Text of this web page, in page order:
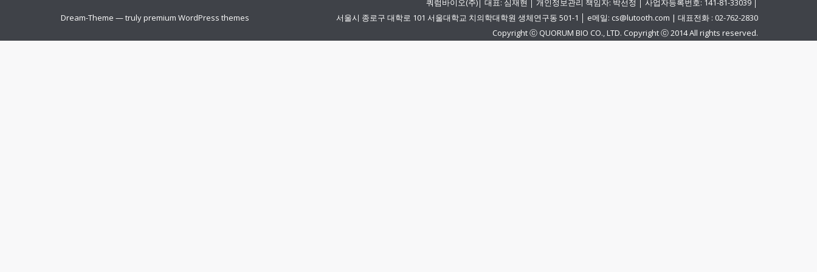
Dream-Theme — trulypremium WordPress themes
쿼럼바이오(주)│ 대표: 심재현 │ 개인정보관리 책임자: 박선정 │ 사업자등록번호: 141-81-33039 │
서울시 종로구 대학로 101 서울대학교 치의학대학원 생체연구동 501-1 │ e메일: cs@lutooth.com | 대표전화 : 02-762-2830
Copyright ⓒ QUORUM BIO CO., LTD. Copyright ⓒ 2014 All rights reserved.